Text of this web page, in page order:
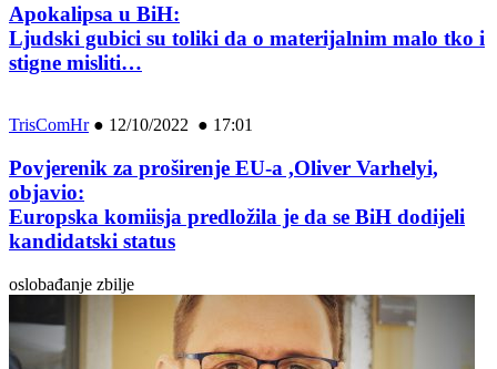
Apokalipsa u BiH:
Ljudski gubici su toliki da o materijalnim malo tko i
stigne misliti…
TrisComHr● 12/10/2022 ● 17:01
Povjerenik za proširenje EU-a ,Oliver Varhelyi,
objavio:
Europska komiisja predložila je da se BiH dodijeli
kandidatski status
oslobađanje zbilje